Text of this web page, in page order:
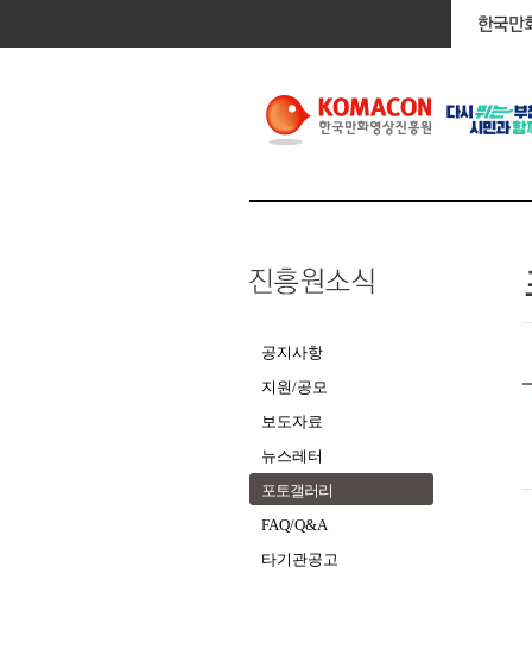
공지사항
지원/공모
보도자료
뉴스레터
포토갤러리
FAQ/Q&A
타기관공고